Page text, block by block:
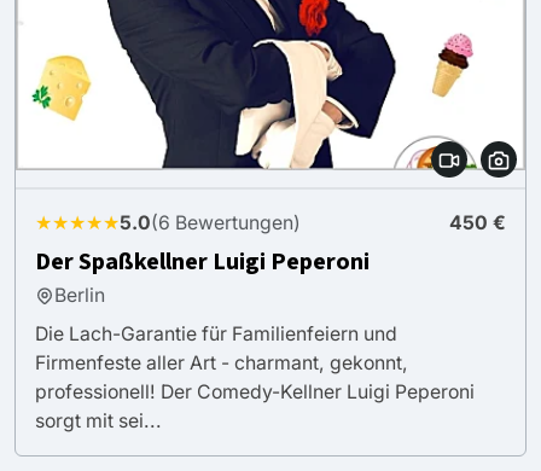
★★★★★5.0(6 Bewertungen) 450 €
Der Spaßkellner Luigi Peperoni
Berlin
Die Lach-Garantie für Familienfeiern und
Firmenfeste aller Art - charmant, gekonnt,
professionell! Der Comedy-Kellner Luigi Peperoni
sorgt mit sei...